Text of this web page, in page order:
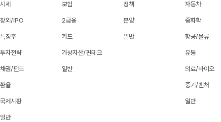
시세
장외/IPO
특징주
투자전략
채권/펀드
환율
국제시황
일반
보험
2금융
카드
가상자산/핀테크
일반
정책
분양
일반
자동차
중화학
항공/물류
유통
의료/바이오
중기/벤처
일반